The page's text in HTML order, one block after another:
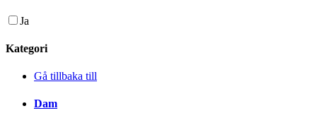
Ja
Kategori
Gå tillbaka till
Dam